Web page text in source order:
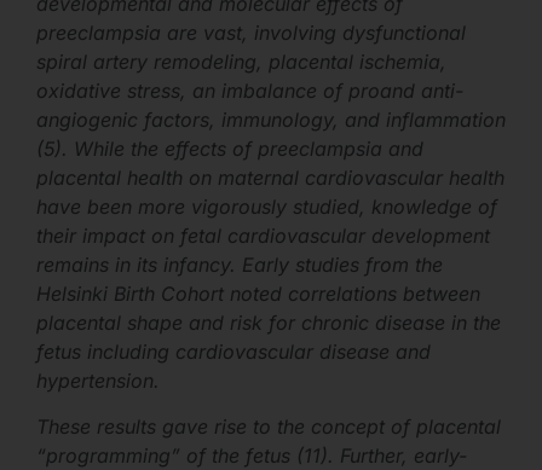
preeclampsia are vast, involving dysfunctional
spiral artery remodeling, placental ischemia,
oxidative stress, an imbalance of proand anti-
angiogenic factors, immunology, and inflammation
(5). While the effects of preeclampsia and
placental health on maternal cardiovascular health
have been more vigorously studied, knowledge of
their impact on fetal cardiovascular development
remains in its infancy. Early studies from the
Helsinki Birth Cohort noted correlations between
placental shape and risk for chronic disease in the
fetus including cardiovascular disease and
hypertension.
These results gave rise to the concept of placental
“programming” of the fetus (11). Further, early-